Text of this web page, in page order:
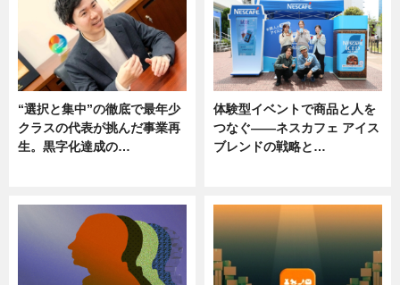
“選択と集中”の徹底で最年少
クラスの代表が挑んだ事業再
生。黒字化達成の…
体験型イベントで商品と人を
つなぐ――ネスカフェ アイス
ブレンドの戦略と…